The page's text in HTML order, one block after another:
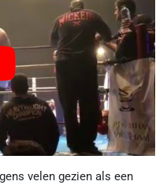
velen gezien als een